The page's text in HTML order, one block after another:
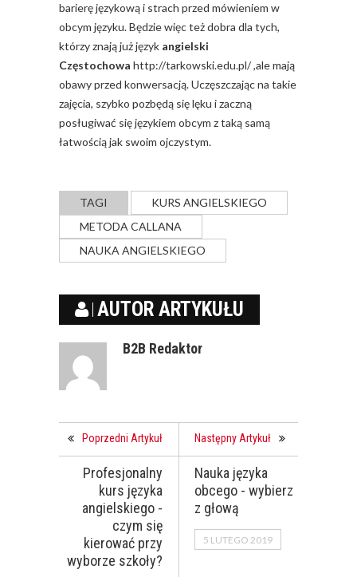
barierę językową i strach przed mówieniem w
obcym języku. Będzie więc też dobra dla tych,
którzy znają już język angielski
Częstochowa http://tarkowski.edu.pl/,ale mają
obawy przed konwersacją. Uczęszczając na takie
zajęcia, szybko pozbędą się lęku i zaczną
posługiwać się językiem obcym z taką samą
łatwością jak swoim ojczystym.
TAGI
KURS ANGIELSKIEGO
METODA CALLANA
NAUKA ANGIELSKIEGO
AUTOR ARTYKUŁU
B2B Redaktor
Poprzedni Artykuł
Profesjonalny
kurs języka
angielskiego -
czym się
kierować przy
wyborze szkoły?
Następny Artykuł
Nauka języka
obcego - wybierz
z głową
5 LUTEGO 2019